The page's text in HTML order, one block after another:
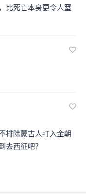
比死亡本身更令人窒
排除蒙古人打入金朝
去西征吧？